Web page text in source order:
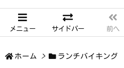
メニュー サイドバー 前へ
ホーム > ランチバイキング